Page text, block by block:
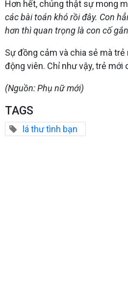
Hơn hết, chúng thật sự mong
các bài toán khó rồi đây. Con
hơn thì quan trọng là con cố
Sự đồng cảm và chia sẻ mà
động viên. Chỉ như vậy, trẻ
(Nguồn: Phụ nữ mới)
TAGS
lá thư tình bạn